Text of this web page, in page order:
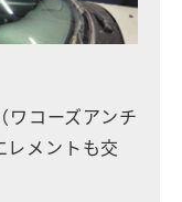
ワコーズアンチ
メントも交